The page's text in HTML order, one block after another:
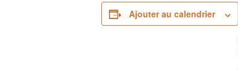
Ajouter au calendrier